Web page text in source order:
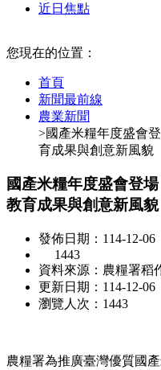
近日焦點
您現在的位置：
首頁
新聞最前線
農業新聞
>國產米糧年度盛會
育成果與創意新風貌
國產米糧年度盛會登
教育成果與創意新風貌
發佈日期：114-12-06
1443
資料來源：農糧署稻
更新日期：114-12-06
瀏覽人次：1443
農糧署為推廣臺灣優質國